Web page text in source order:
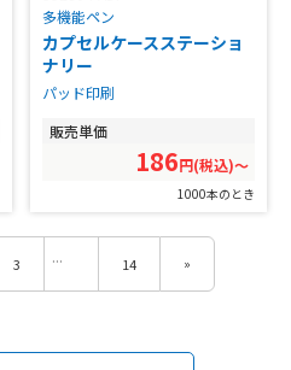
多機能ペン
カプセルケースステーショ
ナリー
パッド印刷
販売単価
186円(税込)〜
1000本のとき
3 14 »